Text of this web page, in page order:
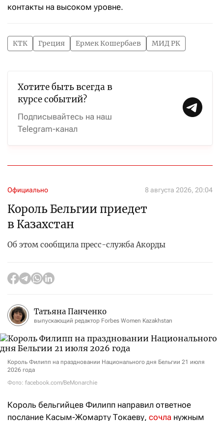
контакты на высоком уровне.
КТК Греция Ермек Кошербаев МИД РК
Хотите быть всегда в
курсе событий?
Подписывайтесь на наш
Telegram-канал
Официально 8 августа 2026, 20:04
Король Бельгии приедет
в Казахстан
Об этом сообщила пресс-служба Акорды
Татьяна Панченко
выпускающий редактор Forbes Women Kazakhstan
Король Филипп на праздновании Национального дня Бельгии 21 июля
2026 года
Фото: facebook.com/BeMonarchie
Король бельгийцев Филипп направил ответное
послание Касым-Жомарту Токаеву, сочла нужным